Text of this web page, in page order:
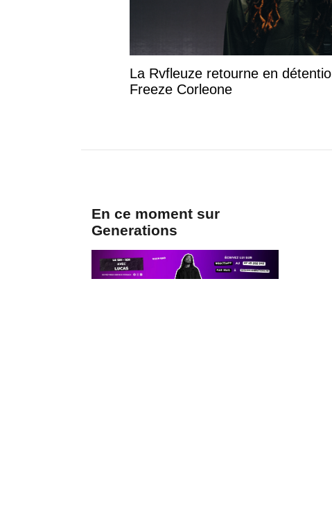
La Rvfleuze retourne en
Freeze Corleone
En ce moment sur
Generations